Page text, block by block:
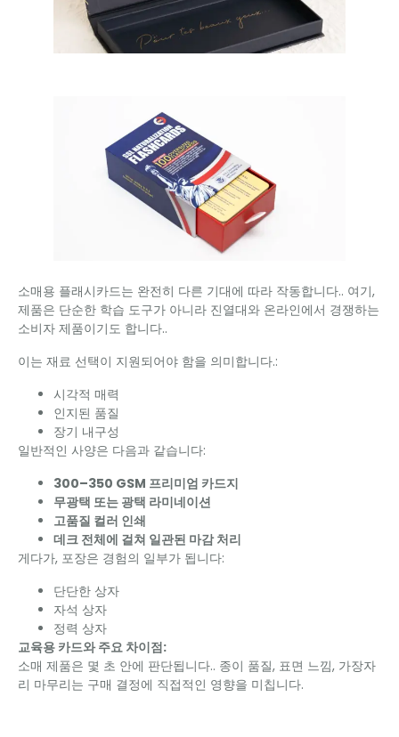
소매용 플래시카드는 완전히 다른 기대에 따라 작동합니다.. 여기,
제품은 단순한 학습 도구가 아니라 진열대와 온라인에서 경쟁하는
소비자 제품이기도 합니다..
이는 재료 선택이 지원되어야 함을 의미합니다.:
시각적 매력
인지된 품질
장기 내구성
일반적인 사양은 다음과 같습니다:
300–350 GSM 프리미엄 카드지
무광택 또는 광택 라미네이션
고품질 컬러 인쇄
데크 전체에 걸쳐 일관된 마감 처리
게다가, 포장은 경험의 일부가 됩니다:
단단한 상자
자석 상자
정력 상자
교육용 카드와 주요 차이점:
소매 제품은 몇 초 안에 판단됩니다.. 종이 품질, 표면 느낌, 가장자
리 마무리는 구매 결정에 직접적인 영향을 미칩니다.